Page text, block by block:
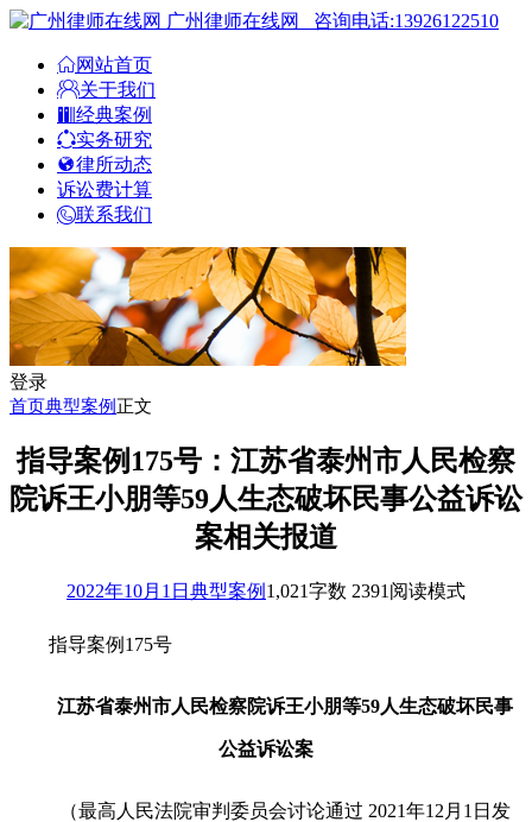
广州律师在线网 咨询电话:13926122510
网站首页
关于我们
经典案例
实务研究
律所动态
诉讼费计算
联系我们
登录
首页典型案例 正文
指导案例175号：江苏省泰州市人民检察
院诉王小朋等59人生态破坏民事公益诉讼
案相关报道
2022年10月1日 典型案例 1,021字数 2391 阅读模式
指导案例175号
江苏省泰州市人民检察院诉王小朋等59人生态破坏民事
公益诉讼案
（最高人民法院审判委员会讨论通过 2021年12月1日发